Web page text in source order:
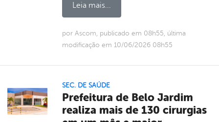
Leia mais...
por Ascom, publicado em 08h55, última
modificação em 10/06/2026 08h55
SEC. DE SAÚDE
Prefeitura de Belo Jardim
realiza mais de 130 cirurgias